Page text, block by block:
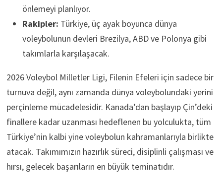
önlemeyi planlıyor.
Rakipler: Türkiye, üç ayak boyunca dünya
voleybolunun devleri Brezilya, ABD ve Polonya gibi
takımlarla karşılaşacak.
2026 Voleybol Milletler Ligi, Filenin Efeleri için sadece bir
turnuva değil, aynı zamanda dünya voleybolundaki yerini
perçinleme mücadelesidir. Kanada’dan başlayıp Çin’deki
finallere kadar uzanması hedeflenen bu yolculukta, tüm
Türkiye’nin kalbi yine voleybolun kahramanlarıyla birlikte
atacak. Takımımızın hazırlık süreci, disiplinli çalışması ve
hırsı, gelecek başarıların en büyük teminatıdır.